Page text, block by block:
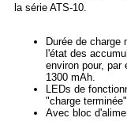
la série ATS-10.
Durée de charge
l'état des
environ pour, par
1300 mAh.
LEDs de
"charge terminée"
Avec bloc